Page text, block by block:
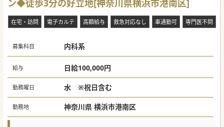
ン◆徒歩3分の好立地[神奈川県横浜市港南区]
在宅・訪問 電子カルテ 高額給与 救急対応なし 車通勤可 専門医不問
募集科目 内科系
給与 日給100,000円
勤務曜日 水 ※祝日含む
勤務地 神奈川県 横浜市港南区